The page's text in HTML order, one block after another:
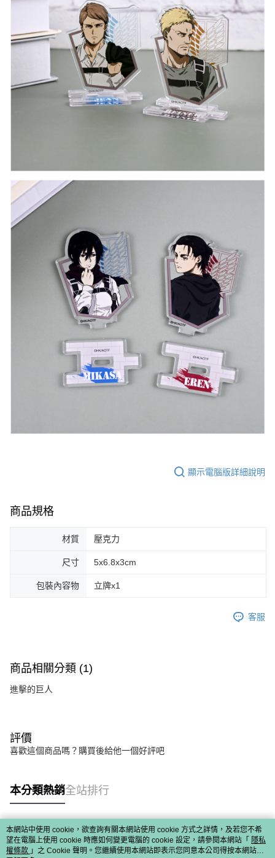
顯示電腦版詳細說明
商品規格
材質 壓克力
尺寸 5x6.8x3cm
包裝內容物 立牌x1
客服
商品相關分類 (1)
進擊的巨人
評價
喜歡這個商品嗎？購買後給他一個好評吧
本分類熱銷全站排行
熱門標籤
本網站中使用 cookie，欲查詢有關本網站使用 cookie 方式之詳情，及若您不希
望在電腦上使用 cookie 時應如何變更電腦的 cookie 設定，請參閱本網站「 隱私
權條款 」之 Cookie 聲明。您繼續使用本網站即表示您同意本公司得按本網站使